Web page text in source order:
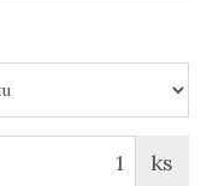
ks